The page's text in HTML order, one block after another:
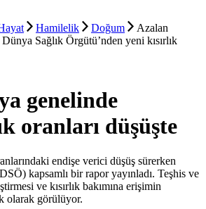
Hamilelik Doğum
Azalan
Sağlık Örgütü’nden yeni kısırlık
genelinde
oranları düşüşte
endişe verici düşüş sürerken
kapsamlı bir rapor yayınladı. Teşhis ve
ve kısırlık bakımına erişimin
olarak görülüyor.